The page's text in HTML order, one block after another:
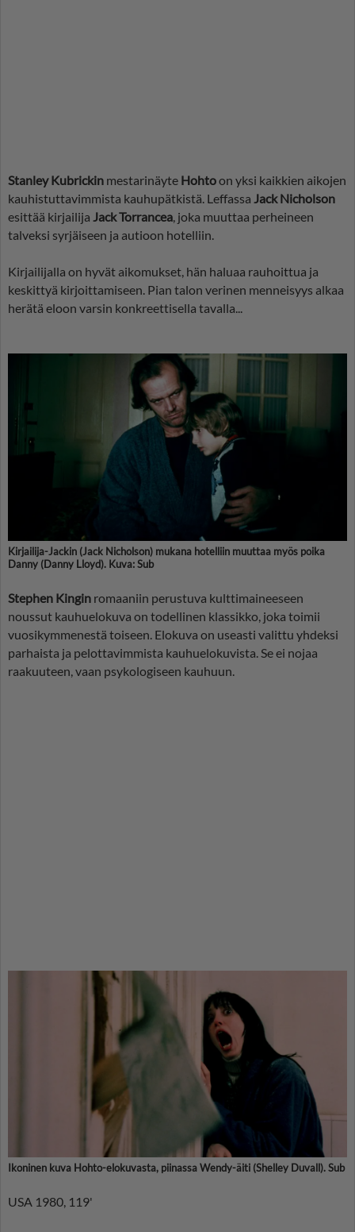
Stanley Kubrickin mestarinäyte Hohtoon yksi kaikkien aikojen
kauhistuttavimmista kauhupätkistä. Leffassa Jack Nicholson
esittää kirjailija Jack Torrancea, joka muuttaa perheineen
talveksi syrjäiseen ja autioon hotelliin.
Kirjailijalla on hyvät aikomukset, hän haluaa rauhoittua ja
keskittyä kirjoittamiseen. Pian talon verinen menneisyys alkaa
herätä eloon varsin konkreettisella tavalla...
Kirjailija-Jackin (Jack Nicholson) mukana hotelliin muuttaa myös poika
Danny (Danny Lloyd). Kuva: Sub
Stephen Kingin romaaniin perustuva kulttimaineeseen
noussut kauhuelokuva on todellinen klassikko, joka toimii
vuosikymmenestä toiseen. Elokuva on useasti valittu yhdeksi
parhaista ja pelottavimmista kauhuelokuvista. Se ei nojaa
raakuuteen, vaan psykologiseen kauhuun.
Ikoninen kuva Hohto-elokuvasta, piinassa Wendy-äiti (Shelley Duvall). Sub
USA 1980, 119'